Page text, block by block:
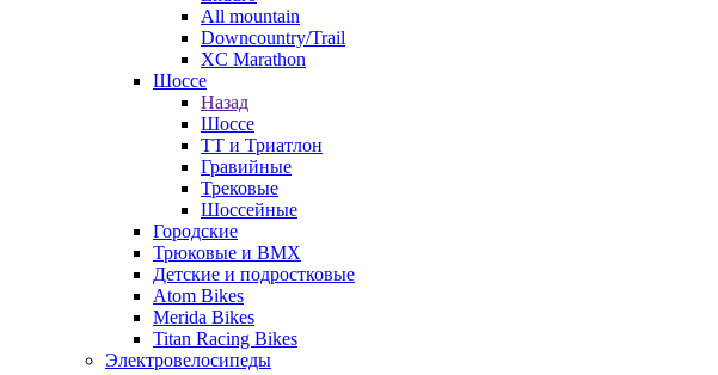
All mountain
Downcountry/Trail
XC Marathon
Шоссе
Назад
Шоссе
ТТ и Триатлон
Гравийные
Трековые
Шоссейные
Городские
Трюковые и BMX
Детские и подростковые
Atom Bikes
Merida Bikes
Titan Racing Bikes
Электровелосипеды